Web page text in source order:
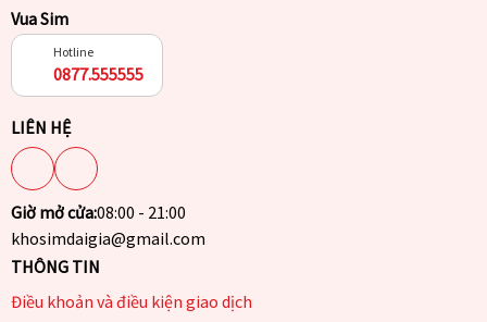
Vua Sim
Hotline
0877.555555
LIÊN HỆ
Giờ mở cửa:08:00 - 21:00
khosimdaigia@gmail.com
THÔNG TIN
Điều khoản và điều kiện giao dịch